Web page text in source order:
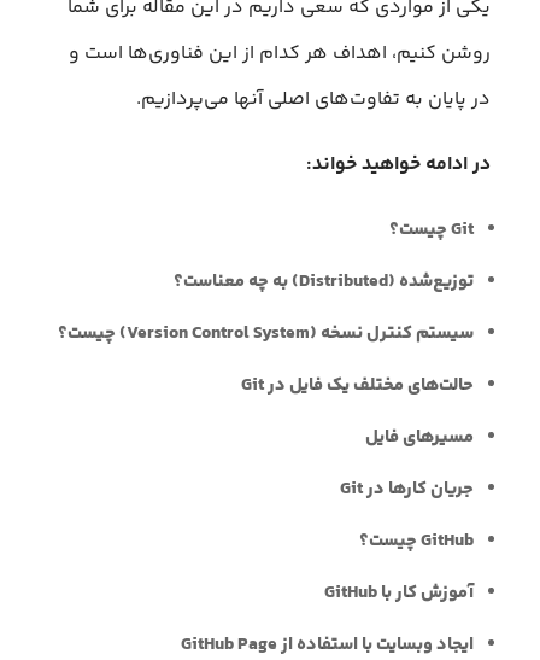
یکی از مواردی که سعی داریم در این مقاله برای شما
روشن کنیم، اهداف هر کدام از این فناوری‌ها است و
در پایان به تفاوت‌های اصلی آنها می‌پردازیم.
در ادامه خواهید خواند:
Git چیست؟
توزیع‌شده (Distributed) به چه معناست؟
سیستم کنترل نسخه (Version Control System) چیست؟
حالت‌های مختلف یک فایل در Git
مسیر‌های فایل
جریان کارها در Git
GitHub چیست؟
آموزش کار با GitHub
ایجاد وبسایت با استفاده از GitHub Page